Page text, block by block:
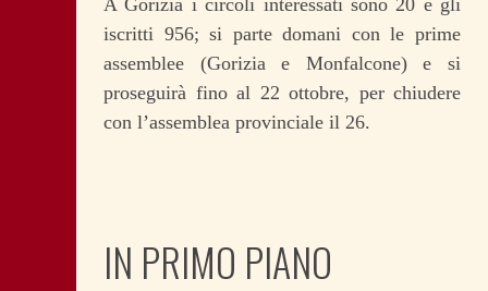
A Gorizia i circoli interessati sono 20 e gli
iscritti 956; si parte domani con le prime
assemblee (Gorizia e Monfalcone) e si
proseguirà fino al 22 ottobre, per chiudere
con l’assemblea provinciale il 26.
IN PRIMO PIANO